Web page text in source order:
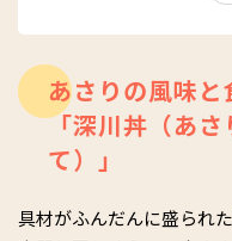
あさりの風味
「深川丼（あ
て）」
具材がふんだんに盛られ